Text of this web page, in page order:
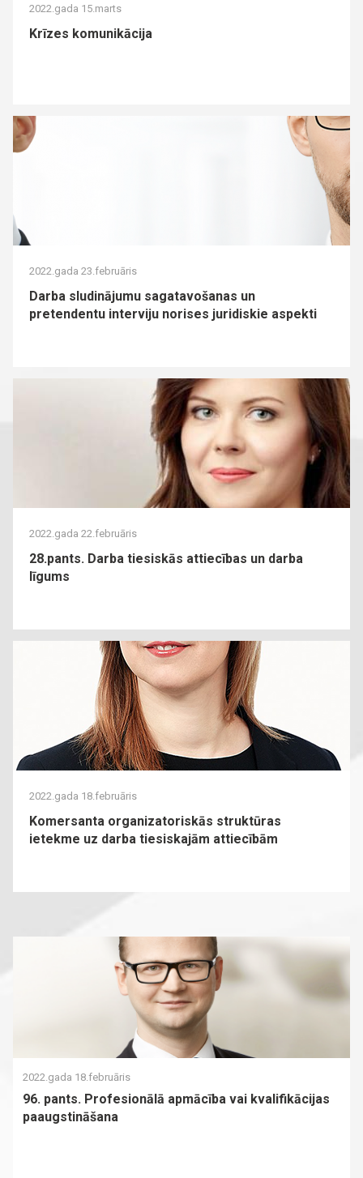
2022.gada 15.marts
Krīzes komunikācija
2022.gada 23.februāris
Darba sludinājumu sagatavošanas un
pretendentu interviju norises juridiskie aspekti
2022.gada 22.februāris
28.pants. Darba tiesiskās attiecības un darba
līgums
2022.gada 18.februāris
Komersanta organizatoriskās struktūras
ietekme uz darba tiesiskajām attiecībām
2022.gada 18.februāris
96. pants. Profesionālā apmācība vai kvalifikācijas
paaugstināšana